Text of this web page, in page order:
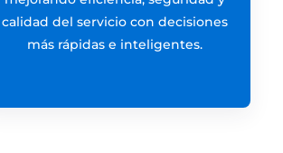
calidad del servicio con decisiones
más rápidas e inteligentes.